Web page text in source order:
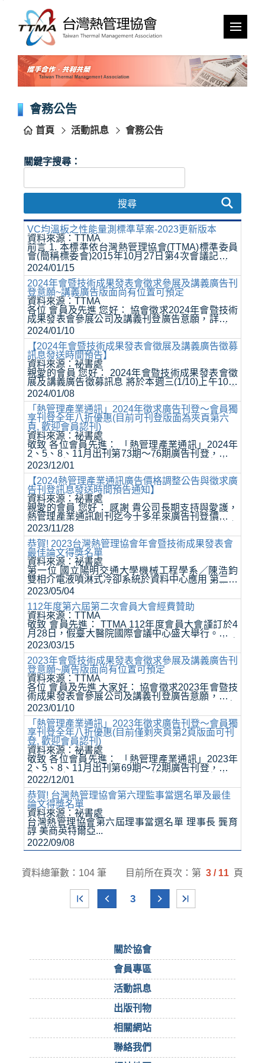
跳
會務公告
首頁 活動訊息 會務公告
關鍵字搜尋：
搜尋
VC均溫板之性能量測標準草案-2023更新版本
資料來源：TTMA
前言 1. 本標準依台灣熱管理協會(TTMA)標準委員
會(簡稱標委會)2015年10月27日第4次會議記錄對
均溫板傳熱性能試驗記錄進行了適應性修改，並以
附錄的型式給出。 2. 本標準由台灣熱管理協會提
出，並於2023年09月05日提...
2024/01/15
2024年會暨技術成果發表會徵求參展及講義廣告刊
登意願~講義廣告版面尚有位置可預定
資料來源：TTMA
各位 會員及先進 您好： 協會徵求2024年會暨技術
成果發表會參展公司及講義刊登廣告意願，詳細內
容請參閱附件檔，以上如有意願者，請於2024年2
月16日(五)前，將意願表以E-Mail回覆予祕書處，
謝謝! ※參展攤位已全...
2024/01/10
【2024年會暨技術成果發表會徵展及講義廣告徵募
訊息發送時間預告】
資料來源：祕書處
親愛的會員 您好： 2024年會暨技術成果發表會徵
展及講義廣告徵募訊息 將於本週三(1/10)上午10點
發送～屆時歡迎會員參與! 另外，因應展覽場地費
用調整，必須調漲參展費用， 尚祈 會員予以支
持，謝謝您!
2024/01/08
「熱管理產業通訊」2024年徵求廣告刊登～會員獨
享刊登全年八折優惠(目前可刊登版面為夾頁第六
頁, 歡迎會員認刊)
資料來源：祕書處
敬致 各位會員先進： 「熱管理產業通訊」2024年
2、5、8、11月出刊第73期～76期廣告刊登，敬請
會員認刊，全年刊登廣告費用為原價打八折優惠，
廣告刊登版面將以通知本會之優先順序為主，為免
向隅，敬祈從速預訂，藉此...
2023/12/01
【2024熱管理產業通訊廣告價格調整公告與徵求廣
告刊登訊息發送時間預告通知】
資料來源：祕書處
親愛的會員 您好： 感謝 貴公司長期支持與愛護，
熱管理產業通訊創刊迄今十多年來廣告刊登價格未
曾調整過，因原物料、編印費等各項費用持續上
漲，不得不調整價格來因應成本。 自2024/01/01起
熱管理產業通訊將微幅調整...
2023/11/28
恭賀! 2023台灣熱管理協會年會暨技術成果發表會
最佳論文得獎名單
資料來源：祕書處
第一位 國立陽明交通大學機械工程學系／陳浩鈞
雙相介電液噴淋式冷卻系統於資料中心應用 第二位
淡江大學機械系／陳冠霖 金屬3D列印技術製作震
盪式熱管 第三位 國立陽明交通大學／楊卓昕 燒結
多孔塗層於平板之...
2023/05/04
112年度第六屆第二次會員大會經費贊助
資料來源：TTMA
敬致 會員先進： TTMA 112年度會員大會謹訂於4
月28日，假臺大醫院國際會議中心盛大舉行。承蒙
諸位會員先進及各界賢達鼎力支持，協會各項會務
工作得以順利推展。今年大會邀請產官學界齊聚一
堂，除了介紹最新技術及市場...
2023/03/15
2023年會暨技術成果發表會徵求參展及講義廣告刊
登意願~廣告版面尚有位置可預定
資料來源：TTMA
各位 會員及先進 大家好： 協會徵求2023年會暨技
術成果發表會參展公司及講義刊登廣告意願，詳細
內容請參閱附件檔，以上如有意願者，請於2023年
2月17日(五)前，將意願表以E-Mail回覆予祕書處，
謝謝! ※參展攤位已...
2023/01/10
「熱管理產業通訊」2023年徵求廣告刊登～會員獨
享刊登全年八折優惠(目前僅剩夾頁第2頁版面可刊
登, 歡迎會員認刊)
資料來源：祕書處
敬致 各位會員先進： 「熱管理產業通訊」2023年
2、5、8、11月出刊第69期～72期廣告刊登，敬請
會員認刊，全年刊登廣告費用為原價打八折優惠，
廣告刊登版面將以通知本會之優先順序為主，為免
向隅，敬祈從速預訂，藉此...
2022/12/01
恭賀! 台灣熱管理協會第六理監事當選名單及最佳
論文得獎名單
資料來源：祕書處
台灣熱管理協會第六屆理事當選名單 理事長 龔育
諄 美商英特爾亞...
2022/09/08
資料總筆數：104 筆 目前所在頁次：第 3 / 11 頁
3
關於協會
會員專區
活動訊息
出版刊物
相關網站
聯絡我們